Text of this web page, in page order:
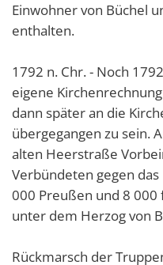
Einwohner von Büchel
enthalten.
1792 n. Chr. - Noch
eigene
dann später an die
übergegangen zu sein.
alten Heerstraße
Verbündeten gegen
000 Preußen und 8
unter dem Herzog von
Rückmarsch der